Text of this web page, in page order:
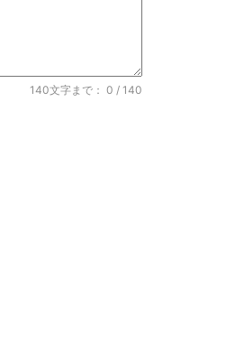
140文字まで：0 / 140